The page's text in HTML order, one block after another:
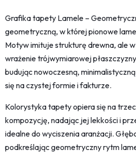
Grafika tapety Lamele –
geometryczną, w której pionowe
Motyw imituje strukturę drewna, ale
wrażenie trójwymiarowej
budując nowoczesną,
się na czystej formie i fakturze.
Kolorystyka tapety opiera się na
kompozycję, nadając jej lekkości i
idealne do wyciszenia aranżacji.
podkreślając geometryczny rytm